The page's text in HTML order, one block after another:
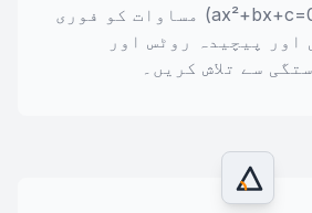
ساتھ کسی بھی (ax²+bx+c=0) مساوات کو فوری
اور پیچیدہ روٹس اور
سے تلاش کریں۔